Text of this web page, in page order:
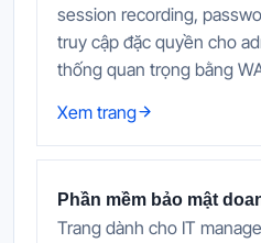
session recording,
truy cập đặc quyền cho
thống quan trọng bằng
Xem trang
Phần mềm bảo mật
Trang dành cho IT